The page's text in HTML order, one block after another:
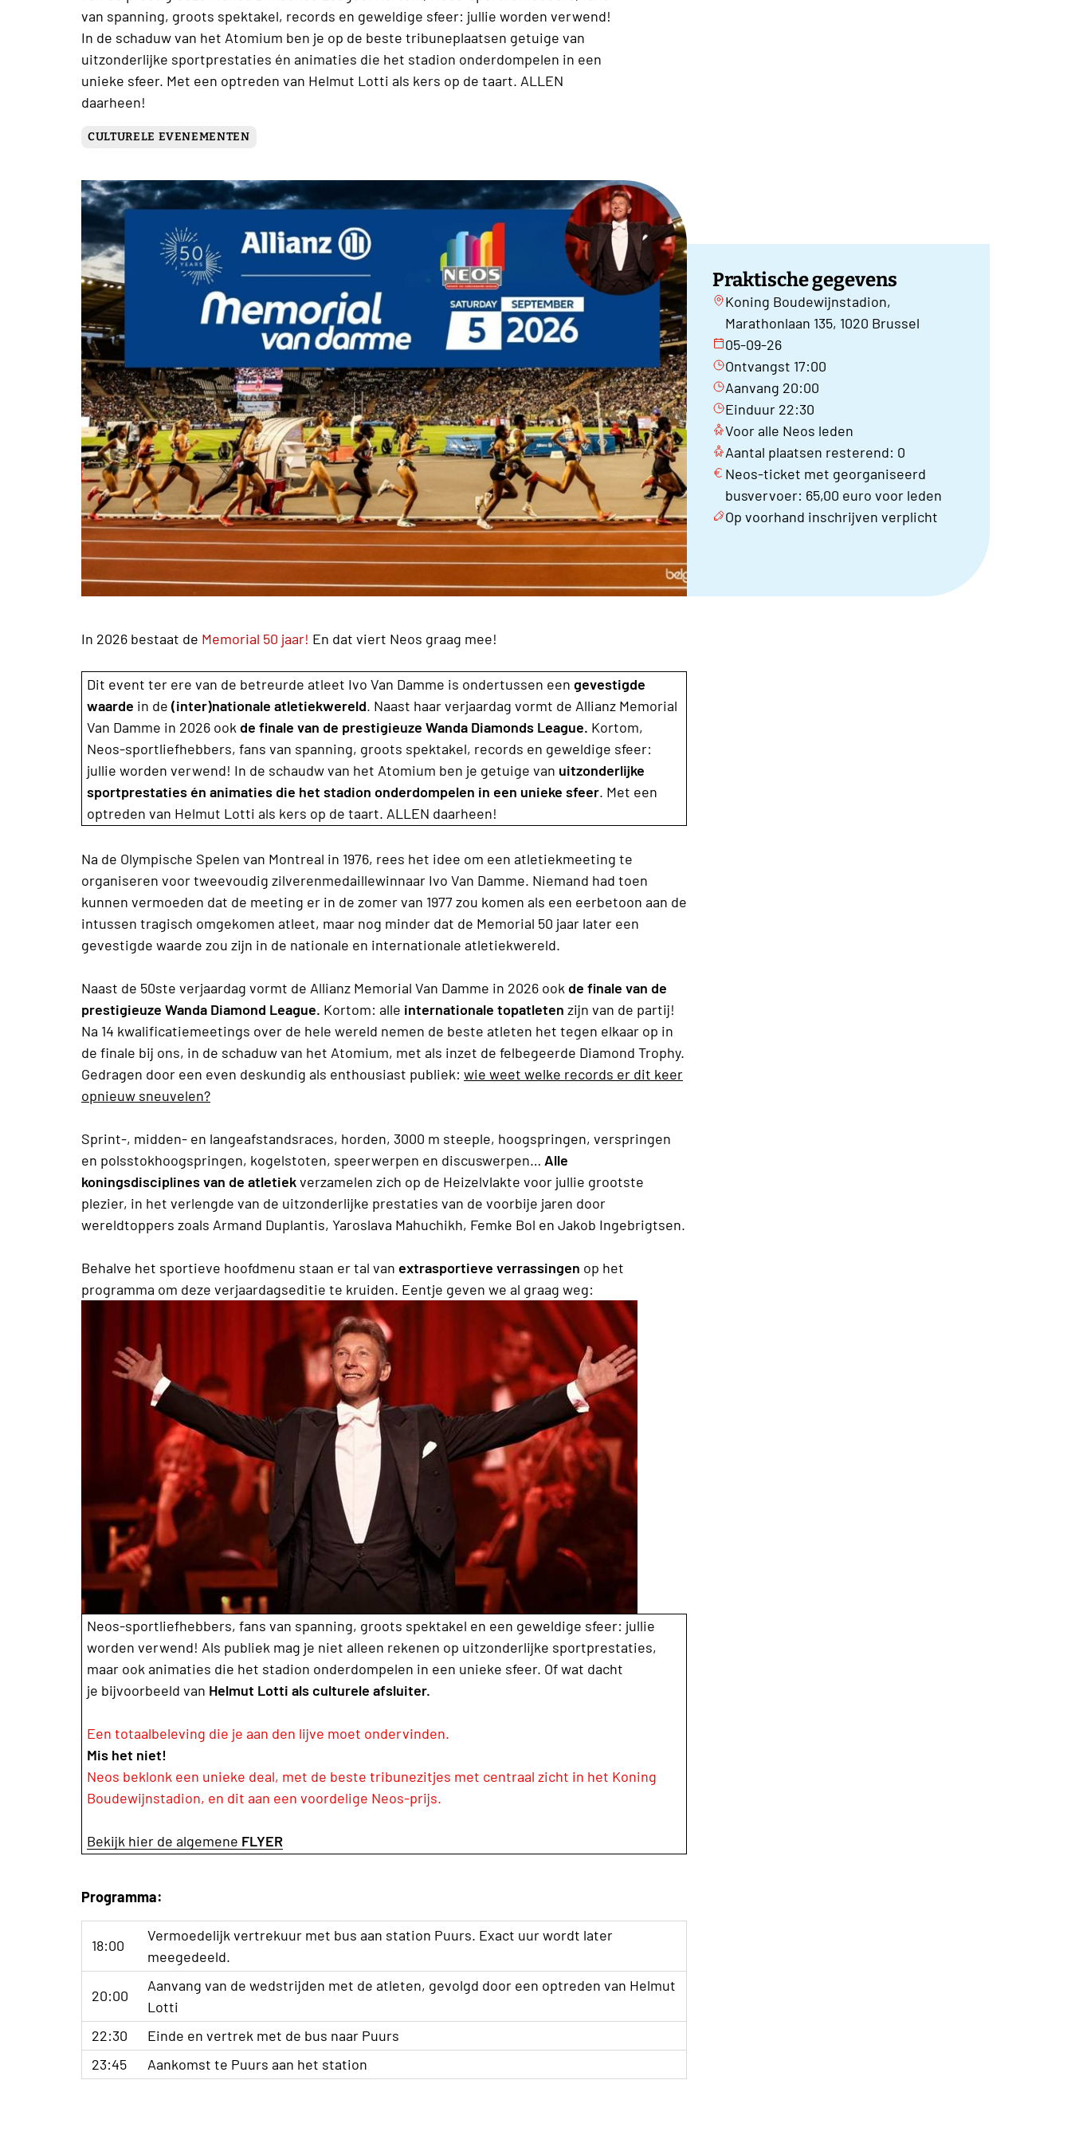
van spanning, groots spektakel, records en geweldige sfeer: jullie worden verwend!
In de schaduw van het Atomium ben je op de beste tribuneplaatsen getuige van
uitzonderlijke sportprestaties én animaties die het stadion onderdompelen in een
unieke sfeer. Met een optreden van Helmut Lotti als kers op de taart. ALLEN
daarheen!
CULTURELE EVENEMENTEN
Praktische gegevens
Koning Boudewijnstadion,
Marathonlaan 135, 1020 Brussel
05-09-26
Ontvangst 17:00
Aanvang 20:00
Einduur 22:30
Voor alle Neos leden
Aantal plaatsen resterend: 0
Neos-ticket met georganiseerd
busvervoer: 65,00 euro voor leden
Op voorhand inschrijven verplicht
In 2026 bestaat de Memorial 50 jaar! En dat viert Neos graag mee!
Dit event ter ere van de betreurde atleet Ivo Van Damme is ondertussen een gevestigde
waarde in de (inter)nationale atletiekwereld. Naast haar verjaardag vormt de Allianz Memorial
Van Damme in 2026 ook de finale van de prestigieuze Wanda Diamonds League. Kortom,
Neos-sportliefhebbers, fans van spanning, groots spektakel, records en geweldige sfeer:
jullie worden verwend! In de schaudw van het Atomium ben je getuige van uitzonderlijke
sportprestaties én animaties die het stadion onderdompelen in een unieke sfeer. Met een
optreden van Helmut Lotti als kers op de taart. ALLEN daarheen!
Na de Olympische Spelen van Montreal in 1976, rees het idee om een atletiekmeeting te
organiseren voor tweevoudig zilverenmedaillewinnaar Ivo Van Damme. Niemand had toen
kunnen vermoeden dat de meeting er in de zomer van 1977 zou komen als een eerbetoon aan de
intussen tragisch omgekomen atleet, maar nog minder dat de Memorial 50 jaar later een
gevestigde waarde zou zijn in de nationale en internationale atletiekwereld.
Naast de 50ste verjaardag vormt de Allianz Memorial Van Damme in 2026 ook de finale van de
prestigieuze Wanda Diamond League. Kortom: alle internationale topatleten zijn van de partij!
Na 14 kwalificatiemeetings over de hele wereld nemen de beste atleten het tegen elkaar op in
de finale bij ons, in de schaduw van het Atomium, met als inzet de felbegeerde Diamond Trophy.
Gedragen door een even deskundig als enthousiast publiek: wie weet welke records er dit keer
opnieuw sneuvelen?
Sprint-, midden- en langeafstandsraces, horden, 3000 m steeple, hoogspringen, verspringen
en polsstokhoogspringen, kogelstoten, speerwerpen en discuswerpen… Alle
koningsdisciplines van de atletiekverzamelen zich op de Heizelvlakte voor jullie grootste
plezier, in het verlengde van de uitzonderlijke prestaties van de voorbije jaren door
wereldtoppers zoals Armand Duplantis, Yaroslava Mahuchikh, Femke Bol en Jakob Ingebrigtsen.
Behalve het sportieve hoofdmenu staan er tal van extrasportieve verrassingen op het
programma om deze verjaardagseditie te kruiden. Eentje geven we al graag weg:
Neos-sportliefhebbers, fans van spanning, groots spektakel en een geweldige sfeer: jullie
worden verwend! Als publiek mag je niet alleen rekenen op uitzonderlijke sportprestaties,
maar ook animaties die het stadion onderdompelen in een unieke sfeer. Of wat dacht
je bijvoorbeeld van Helmut Lotti als culturele afsluiter.
Een totaalbeleving die je aan den lijve moet ondervinden.
Mis het niet!
Neos beklonk een unieke deal, met de beste tribunezitjes met centraal zicht in het Koning
Boudewijnstadion, en dit aan een voordelige Neos-prijs.
Bekijk hier de algemene FLYER
Programma:
18:00
Vermoedelijk vertrekuur met bus aan station Puurs. Exact uur wordt later
meegedeeld.
20:00
Aanvang van de wedstrijden met de atleten, gevolgd door een optreden van Helmut
Lotti
22:30
Einde en vertrek met de bus naar Puurs
23:45
Aankomst te Puurs aan het station